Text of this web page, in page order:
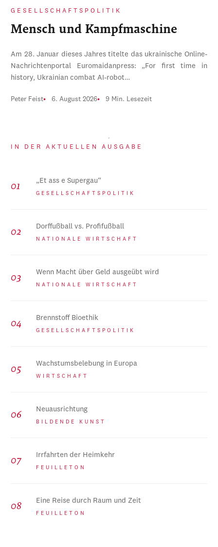
GESELLSCHAFTSPOLITIK
Mensch und Kampfmaschine
Am 28. Januar dieses Jahres titelte das ukrainische Online-
Nachrichtenportal Euromaidanpress: „For first time in
history, Ukrainian combat AI-robot…
Peter Feist 6. August 2026 9 Min. Lesezeit
IN DER AKTUELLEN AUSGABE
„Et ass e Supergau“
GESELLSCHAFTSPOLITIK
Dorffußball vs. Profifußball
NATIONALE WIRTSCHAFT
Wenn Macht über Geld ausgeübt wird
NATIONALE WIRTSCHAFT
Brennstoff Bioethik
GESELLSCHAFTSPOLITIK
Wachstumsbelebung in Europa
WIRTSCHAFT
Neuausrichtung
BILDENDE KUNST
Irrfahrten der Heimkehr
FEUILLETON
Eine Reise durch Raum und Zeit
FEUILLETON